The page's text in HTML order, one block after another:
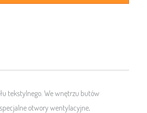
tekstylnego. We wnętrzu butów
otwory wentylacyjne,